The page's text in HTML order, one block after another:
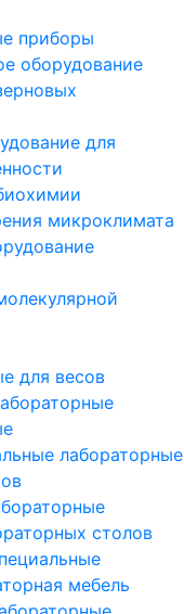
приборы
оборудование
для
микроклимата
для весов
лабораторные
столов
мебель